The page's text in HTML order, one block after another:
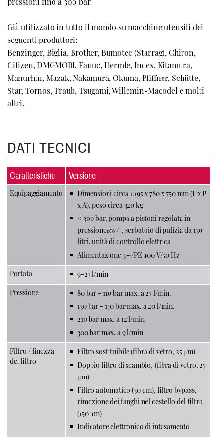
Già utilizzato in tutto il mondo su macchine utensili dei
seguenti produttori:
Benzinger, Biglia, Brother, Bumotec (Starrag), Chiron,
Citizen, DMGMORI, Fanuc, Hermle, Index, Kitamura,
Manurhin, Mazak, Nakamura, Okuma, Pfiffner, Schütte,
Star, Tornos, Traub, Tsugami, Willemin-Macodel e molti
altri.
DATI TECNICI
Caratteristiche Versione
Equipaggiamento
Dimensioni circa 1.195 x 780 x 750 mm (L x P
x A), peso circa 320 kg
< 300 bar, pompa a pistoni regolata in
pressioneeco+ , serbatoio di pulizia da 130
litri, unità di controllo elettrica
Alimentazione 3∼/PE 400 V/50 Hz
Portata
9-27 l/min
Pressione
80 bar - 110 bar max. a 27 l/min.
130 bar - 150 bar max. a 20 l/min.
210 bar max. a 12 l/min
300 bar max. a 9 l/min
Filtro / finezza
del filtro
Filtro sostituibile (fibra di vetro, 25 μm)
Doppio filtro di scambio, (fibra di vetro, 25
μm)
Filtro automatico (30 μm), filtro bypass,
rimozione dei fanghi nel cestello del filtro
(150 μm)
Indicatore elettronico di intasamento